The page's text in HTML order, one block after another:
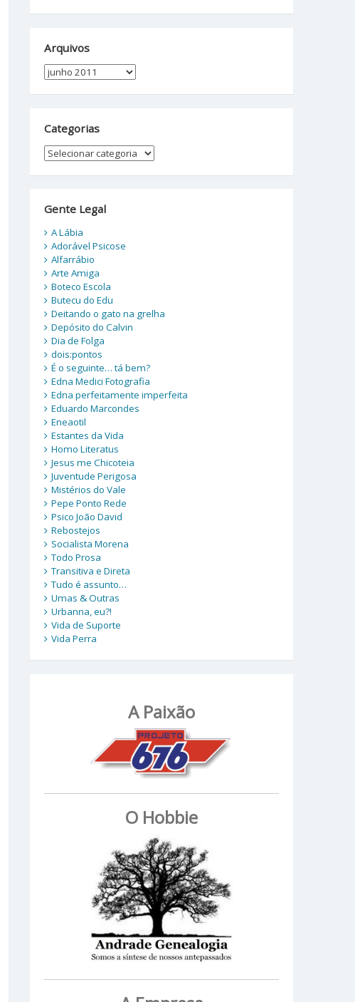
Arquivos
Arquivos
Categorias
Categorias
Gente Legal
A Lábia
Adorável Psicose
Alfarrábio
Arte Amiga
Boteco Escola
Butecu do Edu
Deitando o gato na grelha
Depósito do Calvin
Dia de Folga
dois:pontos
É o seguinte… tá bem?
Edna Medici Fotografia
Edna perfeitamente imperfeita
Eduardo Marcondes
Eneaotil
Estantes da Vida
Homo Literatus
Jesus me Chicoteia
Juventude Perigosa
Mistérios do Vale
Pepe Ponto Rede
Psico João David
Rebostejos
Socialista Morena
Todo Prosa
Transitiva e Direta
Tudo é assunto…
Umas & Outras
Urbanna, eu?!
Vida de Suporte
Vida Perra
A Paixão
O Hobbie